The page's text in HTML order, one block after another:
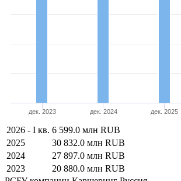
дек. 2023 дек. 2024 дек. 2025
2026 - I кв. 6 599.0 млн RUB
2025
30 832.0 млн RUB
2024
27 897.0 млн RUB
2023
20 880.0 млн RUB